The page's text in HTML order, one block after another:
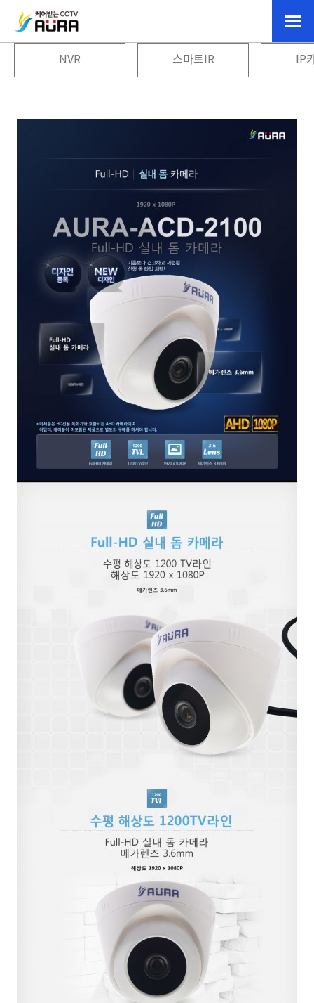
NVR 스마트IR IP